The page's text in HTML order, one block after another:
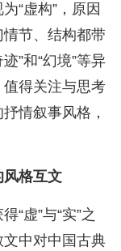
“虚构”，原因
节、结构都带
”和“幻境”等异
得关注与思考
情叙事风格，
风格互文
“虚”与“实”之
中对中国古典